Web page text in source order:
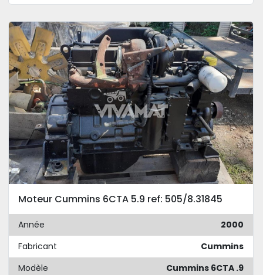
Moteur Cummins 6CTA 5.9 ref: 505/8.31845
Année
2000
Fabricant
Cummins
Modèle
Cummins 6CTA .9